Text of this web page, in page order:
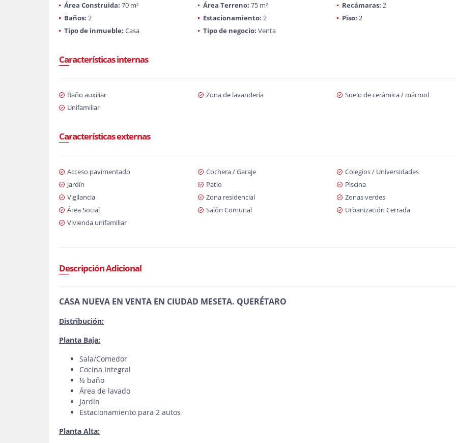
Área Construida: 70 m² Área Terreno: 75 m² Recámaras: 2
Baños: 2 Estacionamiento: 2 Piso: 2
Tipo de inmueble: Casa Tipo de negocio: Venta
Características internas
Baño auxiliar Zona de lavandería
Suelo de cerámica / mármol
Unifamiliar
Características externas
Acceso pavimentado Cochera / Garaje
Colegios / Universidades
Jardín
Patio
Piscina
Vigilancia
Zona residencial
Zonas verdes
Área Social
Salón Comunal
Urbanización Cerrada
Vivienda unifamiliar
Descripción Adicional
CASA NUEVA EN VENTA EN CIUDAD MESETA. QUERÉTARO
Distribución:
Planta Baja:
Sala/Comedor
Cocina Integral
½ baño
Área de lavado
Jardín
Estacionamiento para 2 autos
Planta Alta: